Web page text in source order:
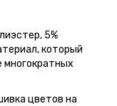
5%
который
цветов на